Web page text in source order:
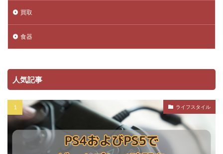
買取
食器
人気記事
ライフスタイル